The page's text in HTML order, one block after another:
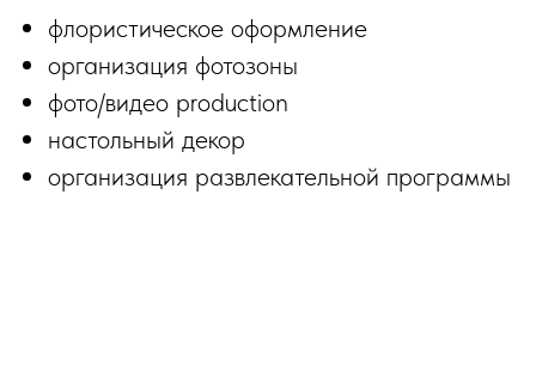
флористическое оформление
организация фотозоны
фото/видео production
настольный декор
организация развлекательной программы